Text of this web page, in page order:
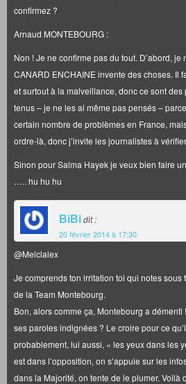
confirmez ?
Arnaud MONTEBOURG :
Non ! Je ne confirme pas du tout. D’abord, je
CANARD ENCHAINE invente des choses. Il
et surtout à la malveillance, donc ce sont des
tenus – je ne les ai même pas pensés –
certain nombre de problèmes en France,
ordre-là, donc j’invite les journalistes à
Sinon pour Salma Hayek je veux bien faire
….. hu hu hu
BiBidit :
20 février 2014 à 17:30
@Melclalex
Je comprends ton irritation toi qui notes sous
de la Team Montebourg.
Bon, alors comme ça, Montebourg a
ses paroles indignées ? Le croire pour ce
probablement, lui aussi, « les yeux dans les
est dans l’opposition, on s’appuie sur les
dans la Majorité, on tente de le plumer. Voilà